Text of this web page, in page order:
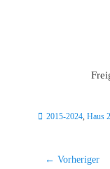
Kategorien
2015-2024, Haus
← Vorheriger